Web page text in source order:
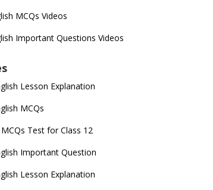
MCQs Videos
Important Questions Videos
Lesson Explanation
MCQs
Test for Class 12
Important Question
Lesson Explanation